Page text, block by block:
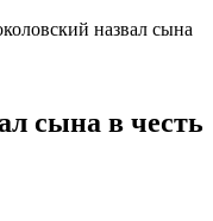
назвал сына
сына в честь